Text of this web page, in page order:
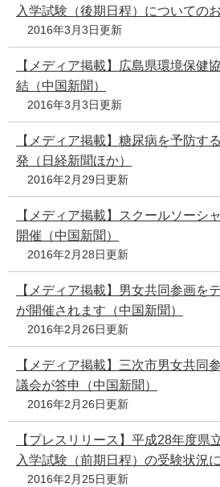
入学試験（後期日程）についての
2016年3月3日更新
【メディア掲載】広島県環境保健
結（中国新聞）
2016年3月3日更新
【メディア掲載】糖尿病を予防す
発（日経新聞ほか）
2016年2月29日更新
【メディア掲載】スクールソーシ
開催（中国新聞）
2016年2月28日更新
【メディア掲載】男女共同参画を
が開催されます（中国新聞）
2016年2月26日更新
【メディア掲載】三次市男女共同
議会が答申（中国新聞）
2016年2月26日更新
【プレスリリース】平成28年度県
入学試験（前期日程）の受験状況
2016年2月25日更新